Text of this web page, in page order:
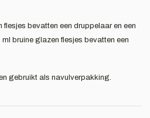
flesjes bevatten een druppelaar en een
bruine glazen flesjes bevatten een
gebruikt als navulverpakking.